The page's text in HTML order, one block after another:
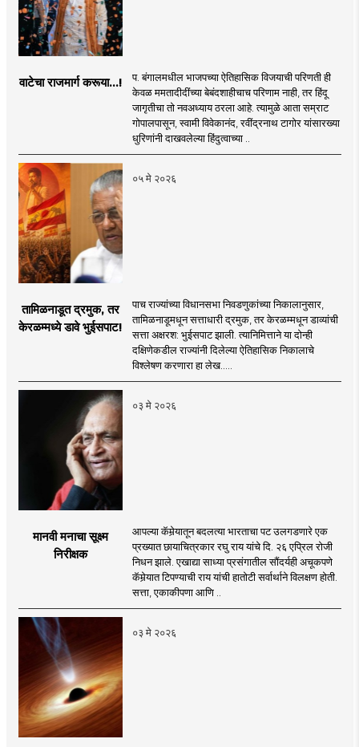
वाटेचा राजमार्ग करूया...!
प. बंगालमधील भाजपच्या ऐतिहासिक विजयाची परिणती ही
केवळ ममतादीदींच्या बेबंदशाहीचाच परिणाम नाही, तर हिंदू
जागृतीचा तो नवअध्याय ठरला आहे. त्यामुळे आता सम्राट
गोपालपासून, स्वामी विवेकानंद, रवींद्रनाथ टागोर यांसारख्या
धुरिणांनी दाखवलेल्या हिंदुत्वाच्या ..
०५ मे २०२६
तामिळनाडूत द्रमुक, तर
केरळम्मध्ये डावे भुईसपाट!
पाच राज्यांच्या विधानसभा निवडणुकांच्या निकालानुसार,
तामिळनाडूमधून सत्ताधारी द्रमुक, तर केरळम्मधून डाव्यांची
सत्ता अक्षरश: भुईसपाट झाली. त्यानिमित्ताने या दोन्ही
दक्षिणेकडील राज्यांनी दिलेल्या ऐतिहासिक निकालाचे
विश्लेषण करणारा हा लेख.....
०३ मे २०२६
मानवी मनाचा सूक्ष्म
निरीक्षक
आपल्या कॅमेर्‍यातून बदलत्या भारताचा पट उलगडणारे एक
प्रख्यात छायाचित्रकार रघु राय यांचे दि. २६ एप्रिल रोजी
निधन झाले. एखाद्या साध्या प्रसंगातील सौंदर्यही अचूकपणे
कॅमेर्‍यात टिपण्याची राय यांची हातोटी सर्वार्थाने विलक्षण होती.
सत्ता, एकाकीपणा आणि ..
०३ मे २०२६